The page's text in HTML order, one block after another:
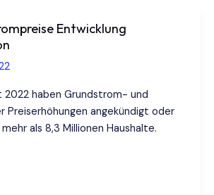
Entwicklung
2022 haben Grundstrom- und
Preiserhöhungen angekündigt oder
als 8,3 Millionen Haushalte.